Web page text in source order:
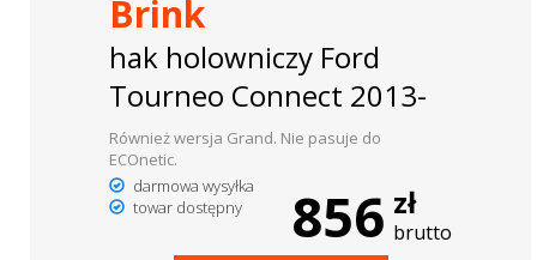
Brink
hak holowniczy Ford
Tourneo Connect 2013-
Również wersja Grand. Nie pasuje do
ECOnetic.
darmowa wysyłka
towar dostępny
856 zł
brutto